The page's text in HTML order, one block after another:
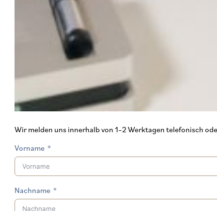
Wir melden uns innerhalb von 1–2 Werktagen telefonisch
Vorname
Nachname